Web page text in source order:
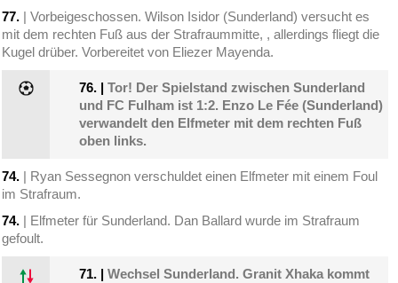
77. | Vorbeigeschossen. Wilson Isidor (Sunderland) versucht es
mit dem rechten Fuß aus der Strafraummitte, , allerdings fliegt die
Kugel drüber. Vorbereitet von Eliezer Mayenda.
76. |Tor! Der Spielstand zwischen Sunderland
und FC Fulham ist 1:2. Enzo Le Fée (Sunderland)
verwandelt den Elfmeter mit dem rechten Fuß
oben links.
74. | Ryan Sessegnon verschuldet einen Elfmeter mit einem Foul
im Strafraum.
74. | Elfmeter für Sunderland. Dan Ballard wurde im Strafraum
gefoult.
71. |Wechsel Sunderland. Granit Xhaka kommt